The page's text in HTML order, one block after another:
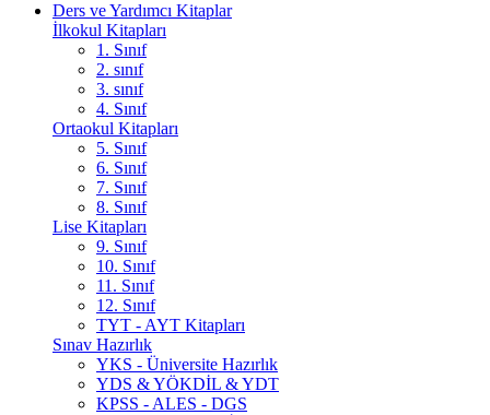
Ders ve Yardımcı Kitaplar
İlkokul Kitapları
1. Sınıf
2. sınıf
3. sınıf
4. Sınıf
Ortaokul Kitapları
5. Sınıf
6. Sınıf
7. Sınıf
8. Sınıf
Lise Kitapları
9. Sınıf
10. Sınıf
11. Sınıf
12. Sınıf
TYT - AYT Kitapları
Sınav Hazırlık
YKS - Üniversite Hazırlık
YDS & YÖKDİL & YDT
KPSS - ALES - DGS